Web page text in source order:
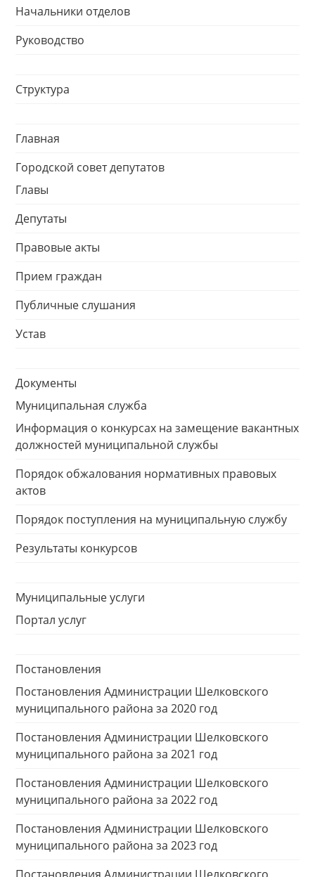
Начальники отделов
Руководство
Структура
Главная
Городской совет депутатов
Главы
Депутаты
Правовые акты
Прием граждан
Публичные слушания
Устав
Документы
Муниципальная служба
Информация о конкурсах на замещение вакантных
должностей муниципальной службы
Порядок обжалования нормативных правовых
актов
Порядок поступления на муниципальную службу
Результаты конкурсов
Муниципальные услуги
Портал услуг
Постановления
Постановления Администрации Шелковского
муниципального района за 2020 год
Постановления Администрации Шелковского
муниципального района за 2021 год
Постановления Администрации Шелковского
муниципального района за 2022 год
Постановления Администрации Шелковского
муниципального района за 2023 год